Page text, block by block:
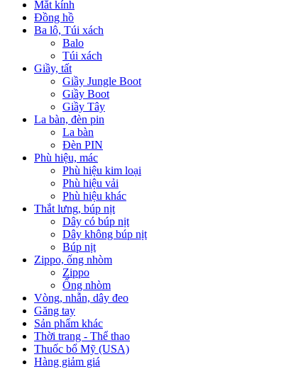
Mắt kính
Đồng hồ
Ba lô, Túi xách
Balo
Túi xách
Giầy, tất
Giầy Jungle Boot
Giầy Boot
Giầy Tây
La bàn, đèn pin
La bàn
Đèn PIN
Phù hiệu, mác
Phù hiệu kim loại
Phù hiệu vải
Phù hiệu khác
Thắt lưng, búp nịt
Dây có búp nịt
Dây không búp nịt
Búp nịt
Zippo, ống nhòm
Zippo
Ống nhòm
Vòng, nhẫn, dây đeo
Găng tay
Sản phẩm khác
Thời trang - Thể thao
Thuốc bổ Mỹ (USA)
Hàng giảm giá